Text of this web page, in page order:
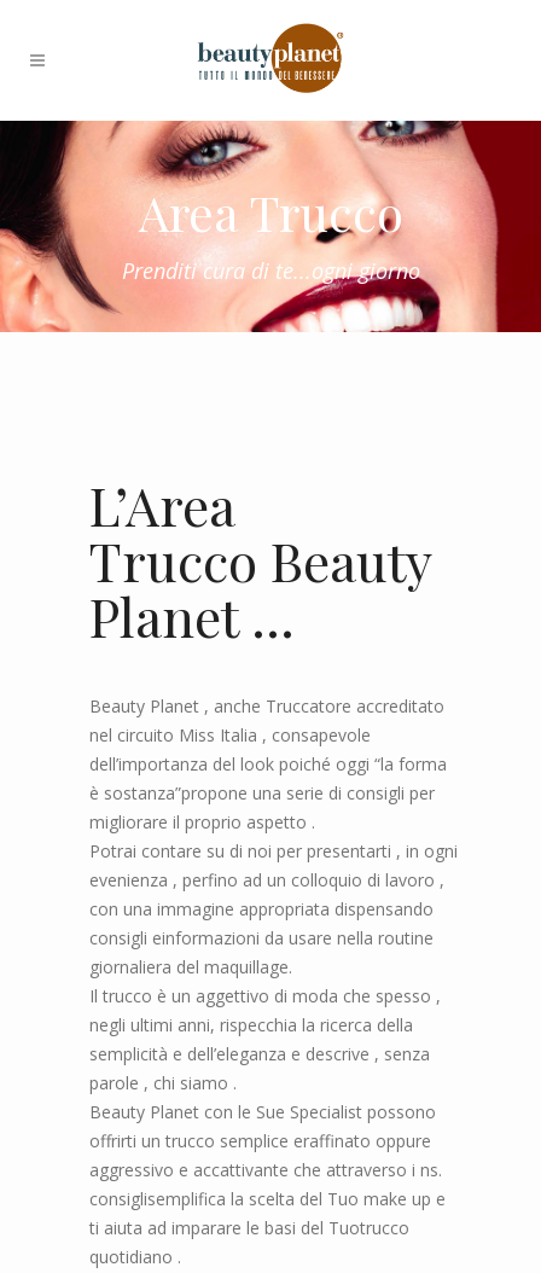
Area Trucco
Prenditi cura di te...ogni giorno
L’Area
Trucco Beauty
Planet …
Beauty Planet , anche Truccatore accreditato
nel circuito Miss Italia , consapevole
dell’importanza del look poiché oggi “la forma
è sostanza”propone una serie di consigli per
migliorare il proprio aspetto .
Potrai contare su di noi per presentarti , in ogni
evenienza , perfino ad un colloquio di lavoro ,
con una immagine appropriata dispensando
consigli einformazioni da usare nella routine
giornaliera del maquillage.
Il trucco è un aggettivo di moda che spesso ,
negli ultimi anni, rispecchia la ricerca della
semplicità e dell’eleganza e descrive , senza
parole , chi siamo .
Beauty Planet con le Sue Specialist possono
offrirti un trucco semplice eraffinato oppure
aggressivo e accattivante che attraverso i ns.
consiglisemplifica la scelta del Tuo make up e
ti aiuta ad imparare le basi del Tuotrucco
quotidiano .